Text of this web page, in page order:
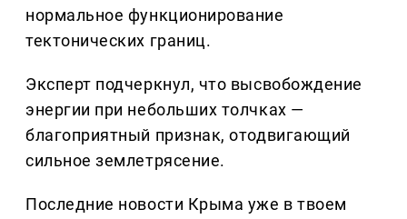
нормальное функционирование
тектонических границ.
Эксперт подчеркнул, что высвобождение
энергии при небольших толчках —
благоприятный признак, отодвигающий
сильное землетрясение.
Последние новости Крыма уже в твоем